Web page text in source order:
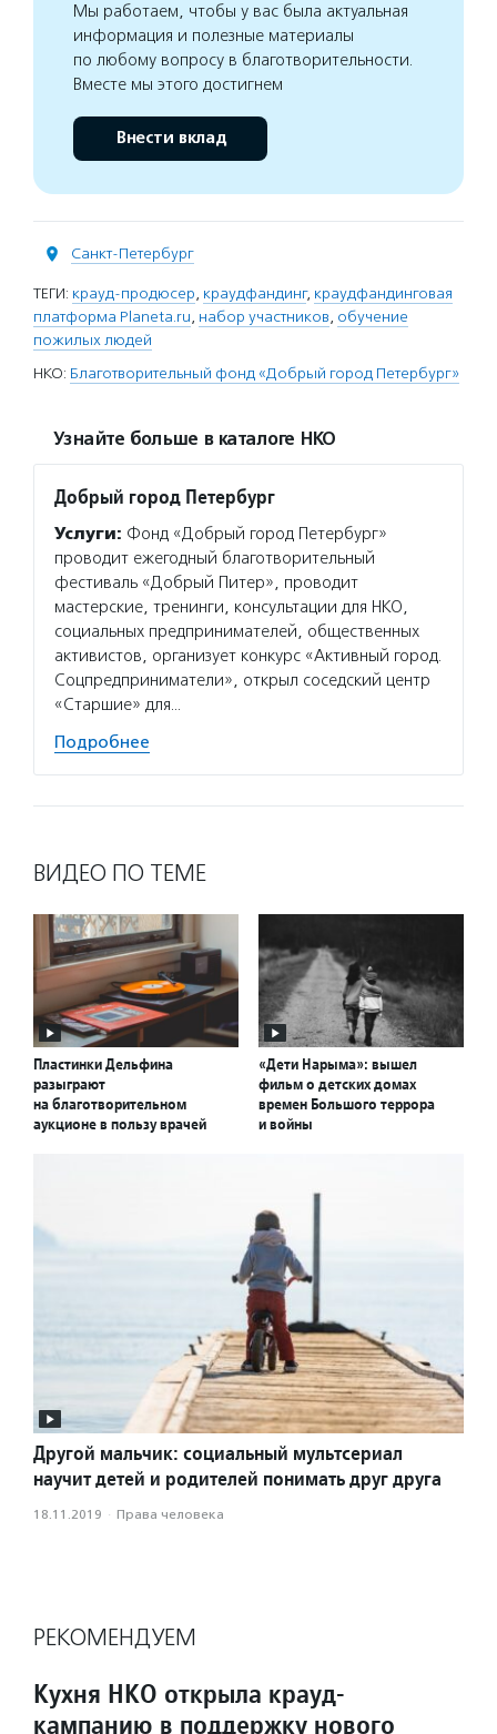
Мы работаем, чтобы у вас была актуальная
информация и полезные материалы
по любому вопросу в благотворительности.
Вместе мы этого достигнем
Внести вклад
Санкт-Петербург
ТЕГИ: крауд-продюсер, краудфандинг, краудфандинговая
платформа Planeta.ru, набор участников, обучение
пожилых людей
НКО: Благотворительный фонд «Добрый город Петербург»
Узнайте больше в каталоге НКО
Добрый город Петербург
Услуги: Фонд «Добрый город Петербург»
проводит ежегодный благотворительный
фестиваль «Добрый Питер», проводит
мастерские, тренинги, консультации для НКО,
социальных предпринимателей, общественных
активистов, организует конкурс «Активный город.
Соцпредприниматели», открыл соседский центр
«Старшие» для…
Подробнее
ВИДЕО ПО ТЕМЕ
Пластинки Дельфина
разыграют
на благотворительном
аукционе в пользу врачей
«Дети Нарыма»: вышел
фильм о детских домах
времен Большого террора
и войны
Другой мальчик: социальный мультсериал
научит детей и родителей понимать друг друга
18.11.2019 · Права человека
РЕКОМЕНДУЕМ
Кухня НКО открыла крауд-
кампанию в поддержку нового